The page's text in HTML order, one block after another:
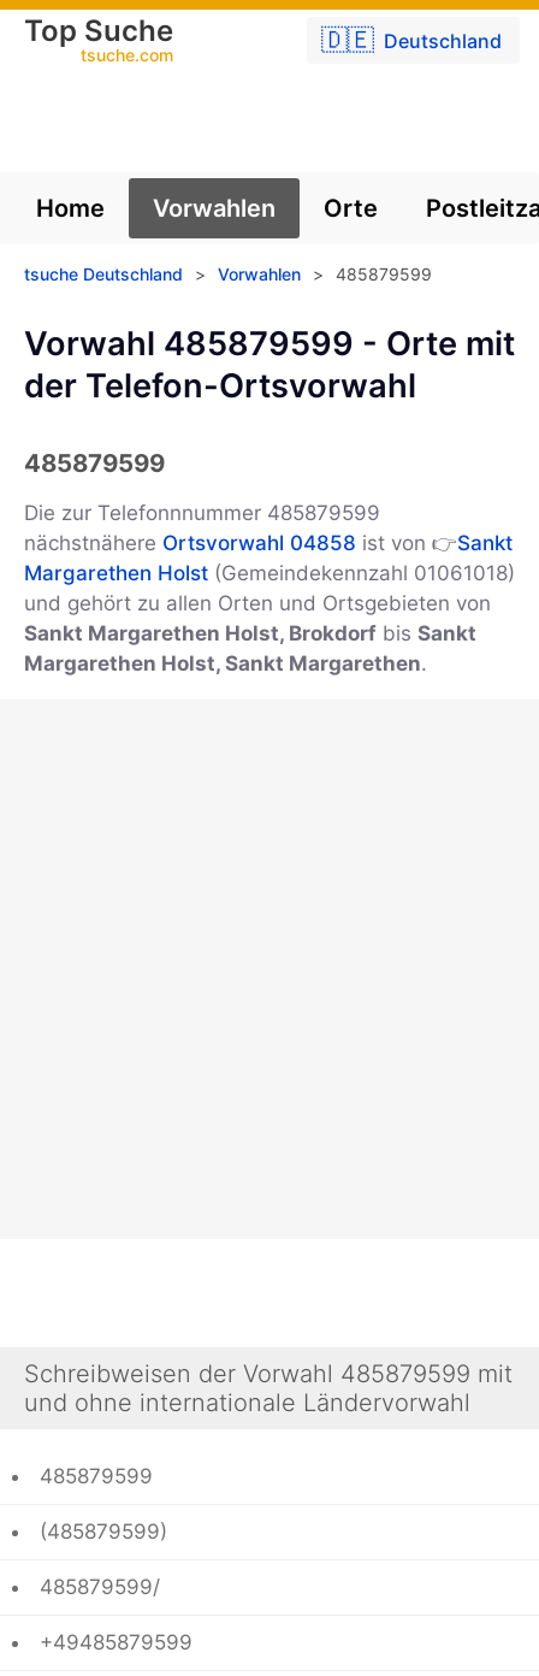
🇩🇪 Deutschland
Top Suche
tsuche.com
Home Vorwahlen Orte
tsuche Deutschland > Vorwahlen > 485879599
Vorwahl 485879599 - Orte mit
der Telefon-Ortsvorwahl
485879599
Die zur Telefonnnummer 485879599
nächstnähere Ortsvorwahl 04858 ist von 👉Sankt
Margarethen Holst (Gemeindekennzahl 01061018)
und gehört zu allen Orten und Ortsgebieten von
Sankt Margarethen Holst, Brokdorf bis Sankt
Margarethen Holst, Sankt Margarethen.
Schreibweisen der Vorwahl 485879599 mit
und ohne internationale Ländervorwahl
485879599
(485879599)
485879599/
+49485879599